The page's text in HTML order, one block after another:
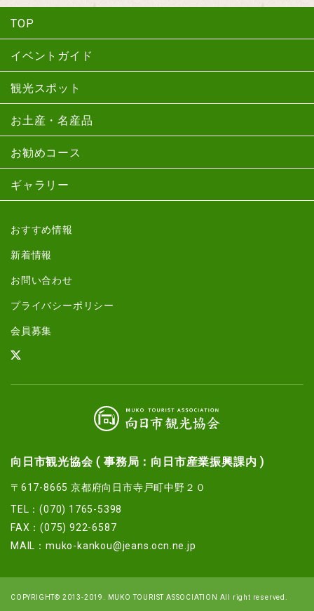
TOP
イベントガイド
観光スポット
お土産・名産品
お勧めコース
ギャラリー
おすすめ情報
新着情報
お問い合わせ
プライバシーポリシー
会員募集
向日市観光協会 ( 事務局：向日市産業振興課内 )
〒617-8665 京都府向日市寺戸町中野２０
TEL：(070) 1765-5398
FAX：(075) 922-6587
MAIL： muko-kankou@jeans.ocn.ne.jp
COPYRIGHT© 2013-2019. MUKO TOURIST ASSOCIATION All right reserved.